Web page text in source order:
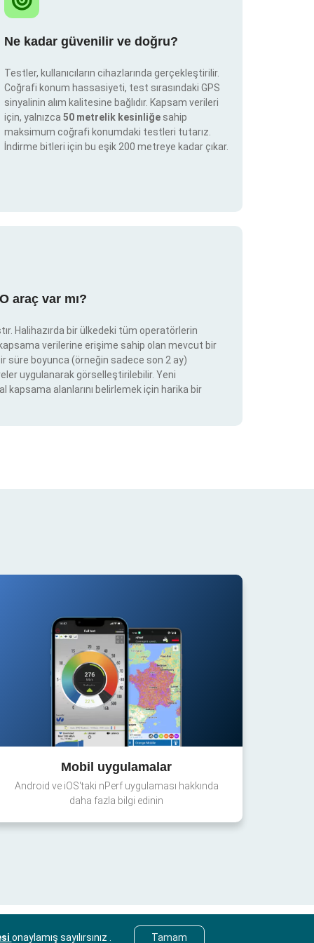
Ne kadar güvenilir ve doğru?
Testler, kullanıcıların cihazlarında gerçekleştirilir.
Coğrafi konum hassasiyeti, test sırasındaki GPS
sinyalinin alım kalitesine bağlıdır. Kapsam verileri
için, yalnızca 50 metrelik kesinliğe sahip
maksimum coğrafi konumdaki testleri tutarız.
İndirme bitleri için bu eşik 200 metreye kadar çıkar.
araç var mı?
Halihazırda bir ülkedeki tüm operatörlerin
verilerine erişime sahip olan mevcut bir
süre boyunca (örneğin sadece son 2 ay)
uygulanarak görselleştirilebilir. Yeni
kapsama alanlarını belirlemek için harika bir
Mobil uygulamalar
Android ve iOS'taki nPerf uygulaması hakkında
daha fazla bilgi edinin
onaylamış sayılırsınız . Tamam